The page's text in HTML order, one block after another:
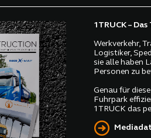
1TRUCK –
Werkverkehr,
Logistiker,
sie alle haben
Personen zu
Genau für
Fuhrpark
1TRUCK das